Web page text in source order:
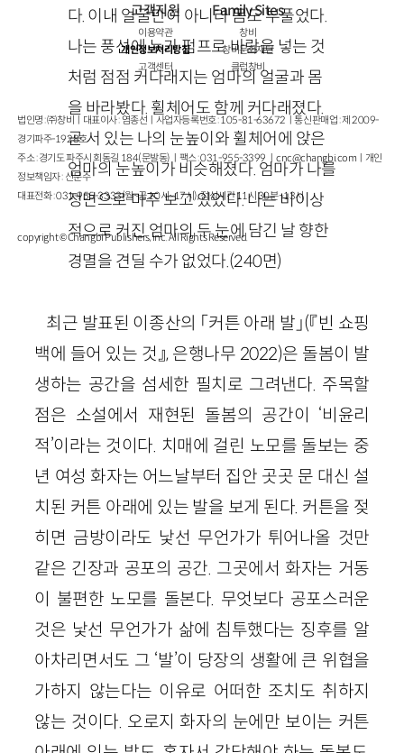
다. 이내 얼굴만이 아니라 몸도 부풀었다.
나는 풍선에 누가 펌프로 바람을 넣는 것
처럼 점점 커다래지는 엄마의 얼굴과 몸
을 바라봤다. 휠체어도 함께 커다래졌다.
곧 서 있는 나의 눈높이와 휠체어에 앉은
엄마의 눈높이가 비슷해졌다. 엄마가 나를
정면으로 마주 보고 있었다. 나는 비이상
적으로 커진 엄마의 두 눈에 담긴 날 향한
경멸을 견딜 수가 없었다.(240면)
최근 발표된 이종산의 「커튼 아래 발」(『빈 쇼핑
백에 들어 있는 것』, 은행나무 2022)은 돌봄이 발
생하는 공간을 섬세한 필치로 그려낸다. 주목할
점은 소설에서 재현된 돌봄의 공간이 ‘비윤리
적’이라는 것이다. 치매에 걸린 노모를 돌보는 중
년 여성 화자는 어느날부터 집안 곳곳 문 대신 설
치된 커튼 아래에 있는 발을 보게 된다. 커튼을 젖
히면 금방이라도 낯선 무언가가 튀어나올 것만
같은 긴장과 공포의 공간. 그곳에서 화자는 거동
이 불편한 노모를 돌본다. 무엇보다 공포스러운
것은 낯선 무언가가 삶에 침투했다는 징후를 알
아차리면서도 그 ‘발’이 당장의 생활에 큰 위협을
가하지 않는다는 이유로 어떠한 조치도 취하지
않는 것이다. 오로지 화자의 눈에만 보이는 커튼
고객지원
이용약관
개인정보처리방침
고객센터
Family Sites
창비
창비문화재단
클럽창비
법인명 : ㈜창비ㅣ대표이사 : 염종선ㅣ사업자등록번호 : 105-81-63672ㅣ통신판매업 : 제 2009-
경기파주-1928호
주소 : 경기도 파주시 회동길 184(문발동)ㅣ팩스 : 031-955-3399 ㅣcnc@changbi.com ㅣ개인
정보책임자 : 신문수
대표전화 : 031-955-3333(월~금 10시~17시), 점심시간 11시 30분~13시
copyright © Changbi Publishers, inc. All Rights Reserved.